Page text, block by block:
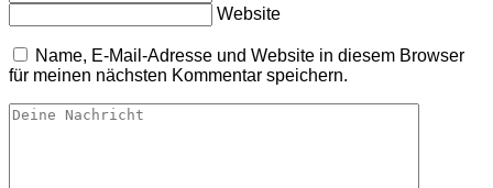
Website
Name, E-Mail-Adresse und Website in diesem Browser
für meinen nächsten Kommentar speichern.